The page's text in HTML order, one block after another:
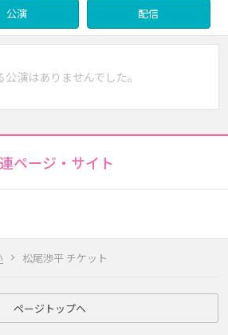
松尾渉平 チケット
公演 配信
公演はありませんでした。
ページ・サイト
ページトップへ